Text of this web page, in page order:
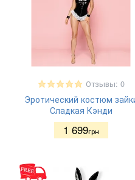
Отзывы: 0
Эротический костюм
Сладкая Кэнди
1 699грн